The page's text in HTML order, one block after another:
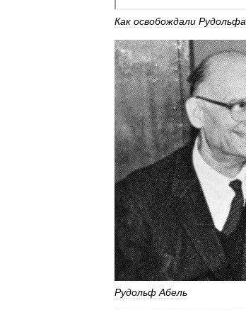
Как освобождали Рудольфа
Рудольф Абель